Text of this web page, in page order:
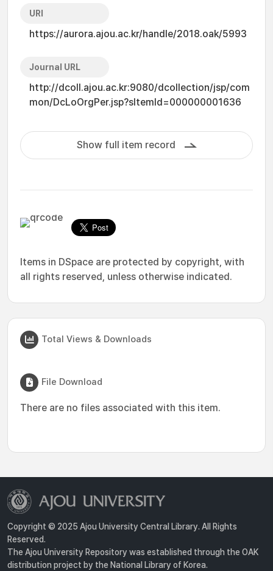
URI
https://aurora.ajou.ac.kr/handle/2018.oak/5993
Journal URL
http://dcoll.ajou.ac.kr:9080/dcollection/jsp/com
mon/DcLoOrgPer.jsp?sItemId=000000001636
Show full item record
Items in DSpace are protected by copyright, with
all rights reserved, unless otherwise indicated.
Total Views & Downloads
File Download
There are no files associated with this item.
Copyright © 2025 Ajou University Central Library. All Rights
Reserved.
The Ajou University Repository was established through the OAK
distribution project by the National Library of Korea.